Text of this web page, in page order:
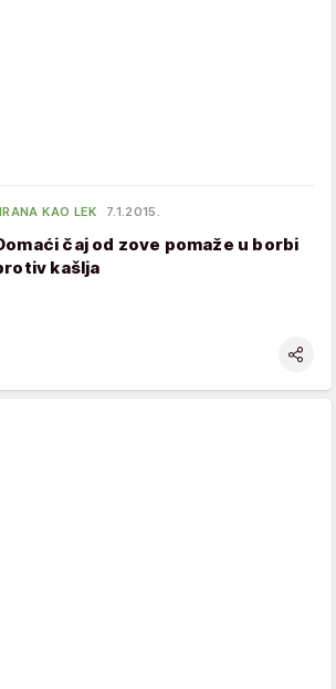
KAO LEK 7.1.2015.
čaj od zove pomaže u borbi
kašlja